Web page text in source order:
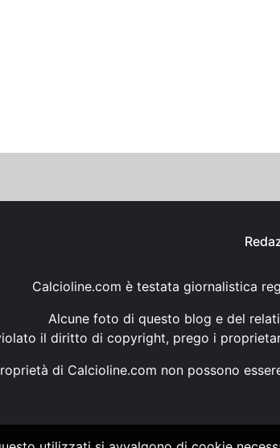
Calcioline.com è testata giornalistica
Alcune foto di questo blog e del
il diritto di copyright, prego i
di Calcioline.com non possono